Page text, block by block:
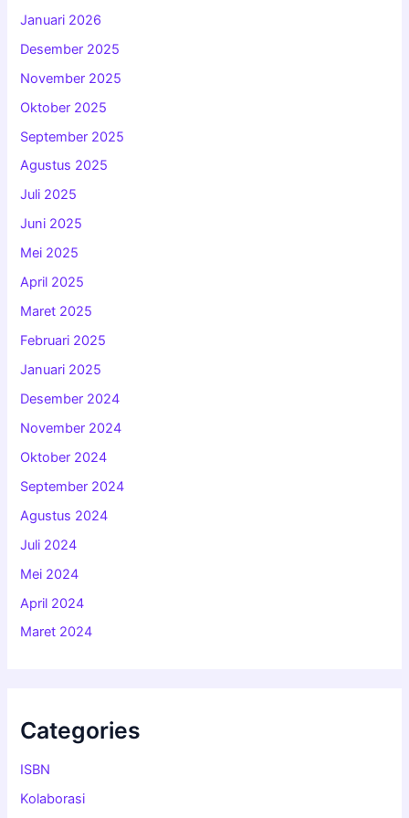
Januari 2026
Desember 2025
November 2025
Oktober 2025
September 2025
Agustus 2025
Juli 2025
Juni 2025
Mei 2025
April 2025
Maret 2025
Februari 2025
Januari 2025
Desember 2024
November 2024
Oktober 2024
September 2024
Agustus 2024
Juli 2024
Mei 2024
April 2024
Maret 2024
Categories
ISBN
Kolaborasi